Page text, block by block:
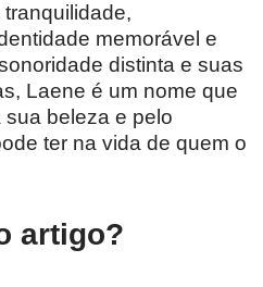
memorável e
distinta e suas
Laene é um nome que
beleza e pelo
ter na vida de quem o
artigo?